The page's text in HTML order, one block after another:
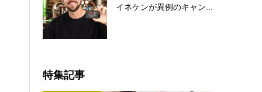
イネケンが異例のキャン...
特集記事